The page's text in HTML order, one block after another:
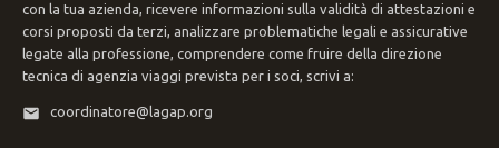
con la tua azienda, ricevere informazioni sulla validità di attestazioni e
corsi proposti da terzi, analizzare problematiche legali e assicurative
legate alla professione, comprendere come fruire della direzione
tecnica di agenzia viaggi prevista per i soci, scrivi a:
coordinatore@lagap.org